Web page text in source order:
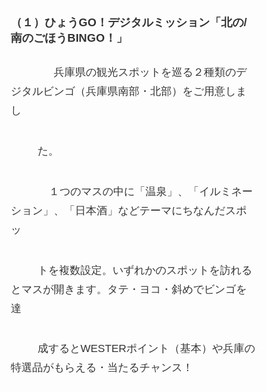
（１）ひょうGO！デジタルミッション「北の/
南のごほうBINGO！」
兵庫県の観光スポットを巡る２種類のデ
ジタルビンゴ（兵庫県南部・北部）をご用意しま
し
た。
１つのマスの中に「温泉」、「イルミネー
ション」、「日本酒」などテーマにちなんだスポ
ッ
トを複数設定。いずれかのスポットを訪れる
とマスが開きます。タテ・ヨコ・斜めでビンゴを
達
成するとWESTERポイント（基本）や兵庫の
特選品がもらえる・当たるチャンス！